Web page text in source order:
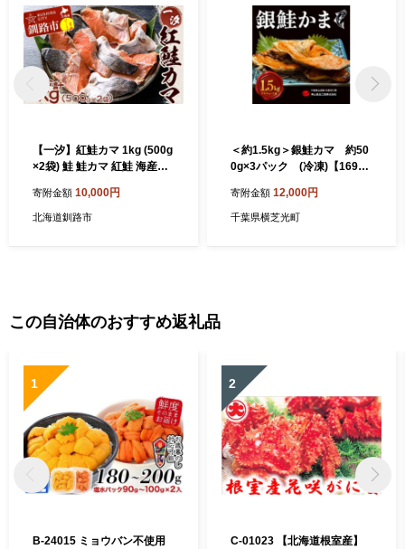
【一汐】紅鮭カマ 1kg (500g
×2袋) 鮭 鮭カマ 紅鮭 海産物
さと納税
寄附金額 10,000円
北海道釧路市
＜約1.5kg＞銀鮭カマ 約50
0g×3パック (冷凍)【16979
寄附金額 12,000円
千葉県横芝光町
この自治体のおすすめ返礼品
1
B-24015 ミョウバン不使用
2
C-01023 【北海道根室産】